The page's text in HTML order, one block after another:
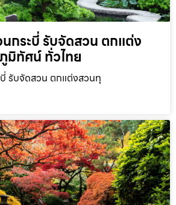
กระบี่ รับจัดสวน ตกแต่ง
มิทัศน์ ทั่วไทย
รับจัดสวน ตกแต่งสวนทุ